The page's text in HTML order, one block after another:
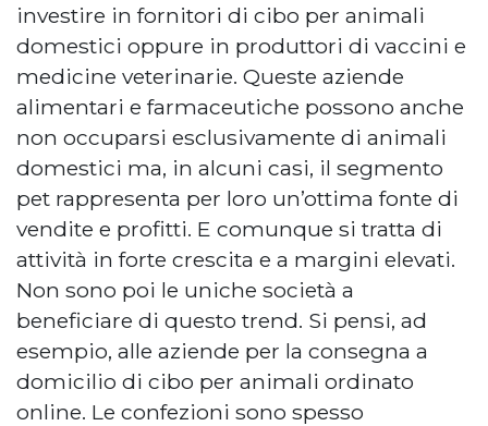
investire in fornitori di cibo per animali
domestici oppure in produttori di vaccini e
medicine veterinarie. Queste aziende
alimentari e farmaceutiche possono anche
non occuparsi esclusivamente di animali
domestici ma, in alcuni casi, il segmento
pet rappresenta per loro un’ottima fonte di
vendite e profitti. E comunque si tratta di
attività in forte crescita e a margini elevati.
Non sono poi le uniche società a
beneficiare di questo trend. Si pensi, ad
esempio, alle aziende per la consegna a
domicilio di cibo per animali ordinato
online. Le confezioni sono spesso